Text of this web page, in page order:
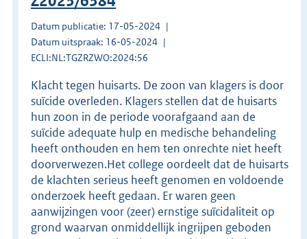
Datum publicatie: 17-05-2024
Datum uitspraak: 16-05-2024
ECLI:NL:TGZRZWO:2024:56
Klacht tegen huisarts. De zoon van klagers is door
suïcide overleden. Klagers stellen dat de huisarts
hun zoon in de periode voorafgaand aan de
suïcide adequate hulp en medische behandeling
heeft onthouden en hem ten onrechte niet heeft
doorverwezen.Het college oordeelt dat de huisarts
de klachten serieus heeft genomen en voldoende
onderzoek heeft gedaan. Er waren geen
aanwijzingen voor (zeer) ernstige suïcidaliteit op
grond waarvan onmiddellijk ingrijpen geboden